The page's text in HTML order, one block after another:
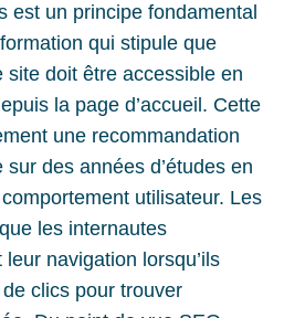
est un principe fondamental
qui stipule que
site doit être accessible en
la page d’accueil. Cette
une recommandation
des années d’études en
utilisateur. Les
les internautes
navigation lorsqu’ils
clics pour trouver